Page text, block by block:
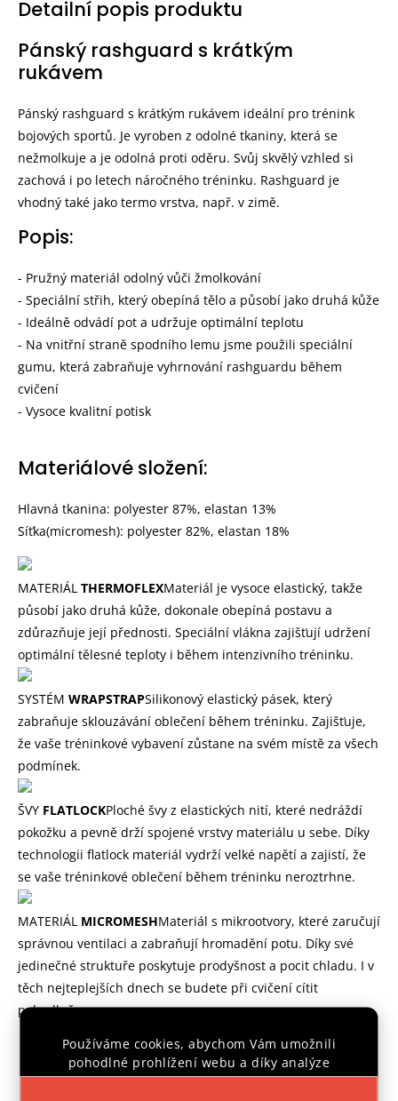
Používáme cookies, abychom Vám umožnili
pohodlné prohlížení webu a díky analýze
provozu webu neustále zlepšovali jeho funkce,
Detailní popis produktu
Pánský rashguard s krátkým
rukávem
Pánský rashguard s krátkým rukávem ideální pro trénink
bojových sportů. Je vyroben z odolné tkaniny, která se
nežmolkuje a je odolná proti oděru. Svůj skvělý vzhled si
zachová i po letech náročného tréninku. Rashguard je
vhodný také jako termo vrstva, např. v zimě.
Popis:
- Pružný materiál odolný vůči žmolkování
- Speciální střih, který obepíná tělo a působí jako druhá kůže
- Ideálně odvádí pot a udržuje optimální teplotu
- Na vnitřní straně spodního lemu jsme použili speciální
gumu, která zabraňuje vyhrnování rashguardu během
cvičení
- Vysoce kvalitní potisk
Materiálové složení:
Hlavná tkanina: polyester 87%, elastan 13%
Síťka(micromesh): polyester 82%, elastan 18%
MATERIÁL THERMOFLEXMateriál je vysoce elastický, takže
působí jako druhá kůže, dokonale obepíná postavu a
zdůrazňuje její přednosti. Speciální vlákna zajišťují udržení
optimální tělesné teploty i během intenzivního tréninku.
SYSTÉM WRAPSTRAPSilikonový elastický pásek, který
zabraňuje sklouzávání oblečení během tréninku. Zajišťuje,
že vaše tréninkové vybavení zůstane na svém místě za všech
podmínek.
ŠVY FLATLOCKPloché švy z elastických nití, které nedráždí
pokožku a pevně drží spojené vrstvy materiálu u sebe. Díky
technologii flatlock materiál vydrží velké napětí a zajistí, že
se vaše tréninkové oblečení během tréninku neroztrhne.
MATERIÁL MICROMESHMateriál s mikrootvory, které zaručují
správnou ventilaci a zabraňují hromadění potu. Díky své
jedinečné struktuře poskytuje prodyšnost a pocit chladu. I v
těch nejteplejších dnech se budete při cvičení cítit
pohodlně.
Velikost A
B
XS
67 cm 41,5 cm